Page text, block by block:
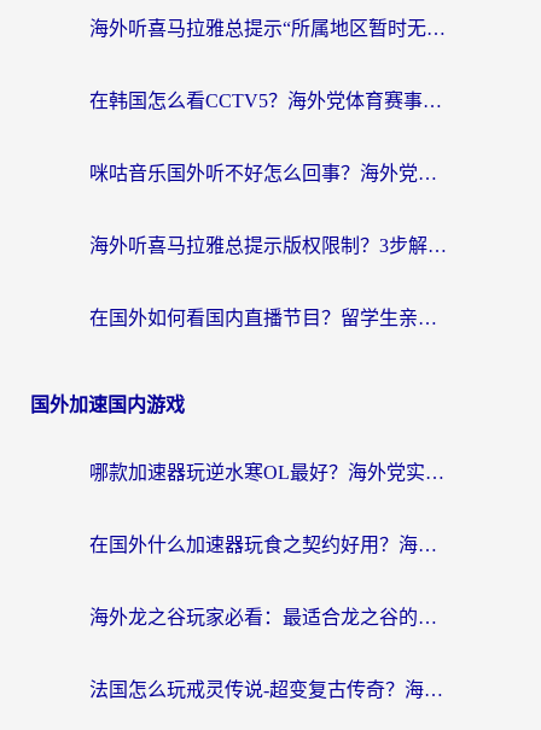
海外听喜马拉雅总提示“所属地区暂时无版权”？这个限制解除方法亲测有效！
在韩国怎么看CCTV5？海外党体育赛事+中文解说观看终极指南
咪咕音乐国外听不好怎么回事？海外党听歌自由的终极解决方案来了
海外听喜马拉雅总提示版权限制？3步解决+2个音乐平台问题全攻略
在国外如何看国内直播节目？留学生亲测有效的追剧加速指南
国外加速国内游戏
哪款加速器玩逆水寒OL最好？海外党实测后的终极选择指南
在国外什么加速器玩食之契约好用？海外党亲测有效的国服游戏加速指南
海外龙之谷玩家必看：最适合龙之谷的加速器，解决延迟卡顿还能畅玩幻书启示录和梦幻西游？
法国怎么玩戒灵传说-超变复古传奇？海外玩家国服游戏加速终极指南